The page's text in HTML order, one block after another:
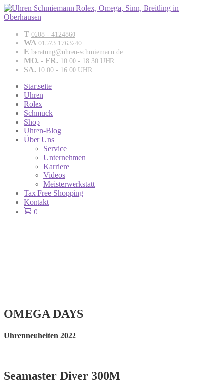
T 0208 - 4124860
WA 01573 1763240
E beratung@uhren-schmiemann.de
MO. - FR. 10:00 - 18:30 UHR
SA. 10:00 - 16:00 UHR
Startseite
Uhren
Rolex
Schmuck
Shop
Uhren-Blog
Über Uns
Service
Unternehmen
Karriere
Videos
Meisterwerkstatt
Tax Free Shopping
Kontakt
0
OMEGA DAYS
Uhrenneuheiten 2022
Seamaster Diver 300M